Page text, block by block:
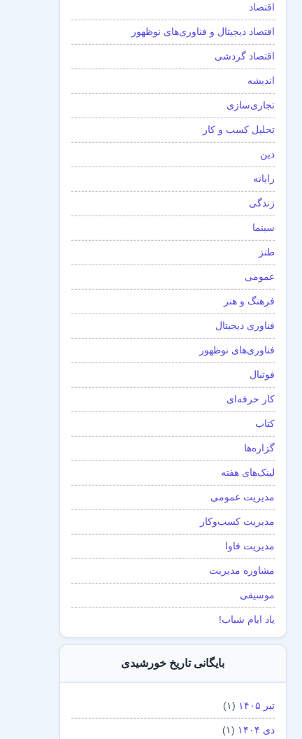
اقتصاد
اقتصاد دیجیتال و فناوری‌های نوظهور
اقتصاد گردشی
اندیشه
تجاری‌سازی
تحلیل کسب و کار
دین
رایانه
زندگی
سینما
طنز
عمومی
فرهنگ و هنر
فناوری دیجیتال
فناوری‌های نوظهور
فوتبال
کار حرفه‌ای
کتاب
گزاره‌ها
لینک‌های هفته
مدیریت عمومی
مدیریت کسب‌و‌کار
مدیریت فاوا
مشاوره مدیریت
موسیقی
یاد ایام شباب!
بایگانی تاریخ خورشیدی
تیر ۱۴۰۵ (۱)
دی ۱۴۰۴ (۱)